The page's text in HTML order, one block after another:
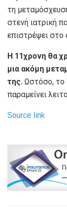
τη
στενή ιατρική
επιστρέψει στο
Η 11χρονη θα
μια ακόμη
της. Ωστόσο, το
παραμείνει
Source link